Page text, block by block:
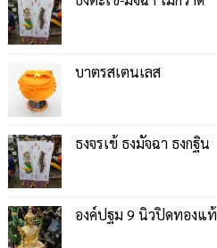
บาตรสเตนเลส
ธงจรเข้ ธงมัจฉา ธงกฐิน
องค์ปฐม 9 นิ้วปิดทองแท้